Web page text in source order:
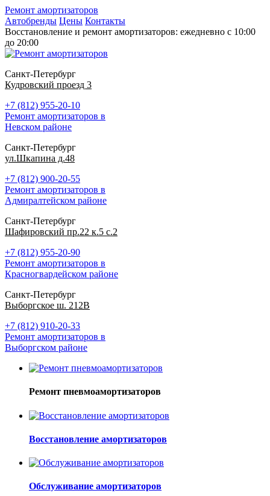
Ремонт амортизаторов
Автобренды Цены Контакты
Восстановление и ремонт амортизаторов: ежедневно с 10:00
до 20:00
Санкт-Петербург
Кудровский проезд 3
+7 (812) 955-20-10
Ремонт амортизаторов в
Невском районе
Санкт-Петербург
ул.Шкапина д.48
+7 (812) 900-20-55
Ремонт амортизаторов в
Адмиралтейском районе
Санкт-Петербург
Шафировский пр.22 к.5 с.2
+7 (812) 955-20-90
Ремонт амортизаторов в
Красногвардейском районе
Санкт-Петербург
Выборгское ш. 212В
+7 (812) 910-20-33
Ремонт амортизаторов в
Выборгском районе
Ремонт пневмоамортизаторов
Восстановление амортизаторов
Обслуживание амортизаторов